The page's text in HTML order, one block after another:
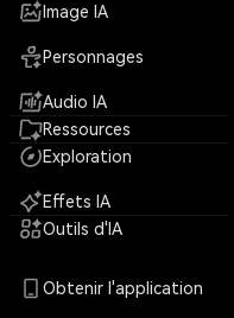
Image IA
Personnages
Audio IA
Ressources
Exploration
Effets IA
Outils d'IA
Obtenir l'application